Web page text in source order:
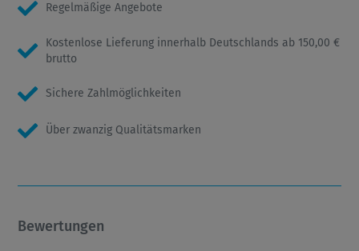
Regelmäßige Angebote
Kostenlose Lieferung innerhalb Deutschlands ab 150,00 €
brutto
Sichere Zahlmöglichkeiten
Über zwanzig Qualitätsmarken
Bewertungen